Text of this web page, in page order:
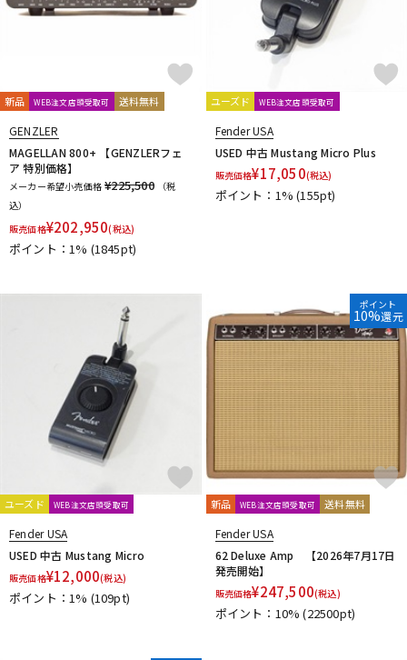
新品 WEB注文店頭受取可 送料無料
GENZLER
MAGELLAN 800+ 【GENZLERフェ
ア 特別価格】
メーカー希望小売価格 ¥225,500
（税
込）
販売価格¥202,950(税込)
ポイント：1% (1845pt)
ユーズド WEB注文店頭受取可
Fender USA
USED 中古 Mustang Micro Plus
販売価格¥17,050(税込)
ポイント：1%(155pt)
ユーズド WEB注文店頭受取可
Fender USA
USED 中古 Mustang Micro
販売価格¥12,000(税込)
ポイント：1% (109pt)
ポイント
10%還元
新品 WEB注文店頭受取可 送料無料
Fender USA
62 Deluxe Amp 【2026年7月17日
発売開始】
販売価格¥247,500(税込)
ポイント：10%(22500pt)